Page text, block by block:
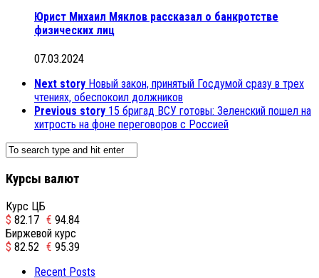
Юрист Михаил Мяклов рассказал о банкротстве
физических лиц
07.03.2024
Next story Новый закон, принятый Госдумой сразу в трех
чтениях, обеспокоил должников
Previous story 15 бригад ВСУ готовы: Зеленский пошел на
хитрость на фоне переговоров с Россией
Курсы валют
Курс ЦБ
$ 82.17 € 94.84
Биржевой курс
$ 82.52 € 95.39
Recent Posts